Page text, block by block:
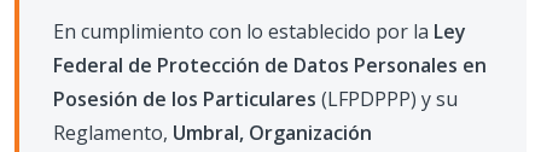
En cumplimiento con lo establecido por la Ley
Federal de Protección de Datos Personales en
Posesión de los Particulares (LFPDPPP) y su
Reglamento, Umbral, Organización